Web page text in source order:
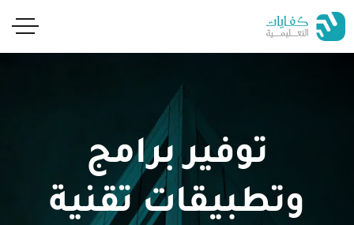
توفير برامج
وتطبيقات تقنية